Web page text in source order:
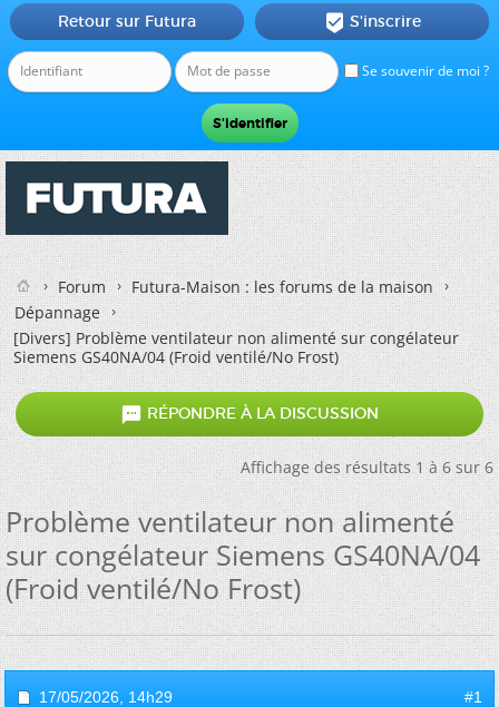
Se souvenir de moi ?
Retour sur Futura  S'inscrire
Forum
Futura-Maison : les forums de la maison
Dépannage
[Divers]Problème ventilateur non alimenté sur congélateur
Siemens GS40NA/04 (Froid ventilé/No Frost)
 RÉPONDRE À LA DISCUSSION
Affichage des résultats 1 à 6 sur 6
Problème ventilateur non alimenté
sur congélateur Siemens GS40NA/04
(Froid ventilé/No Frost)
17/05/2026, 14h29 #1